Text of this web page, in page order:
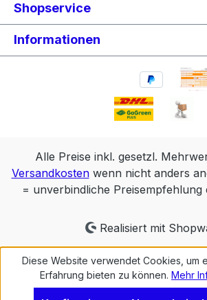
Shopservice
Informationen
Alle Preise inkl. gesetzl.
Versandkostenwenn nicht anders
= unverbindliche Preisempfehlung
Realisiert mit
Diese Website verwendet Cookies, um
Erfahrung bieten zu können. Mehr